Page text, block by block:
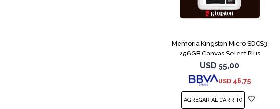
Memoria Kingston Micro SDCS3
256GB Canvas Select Plus
USD 55,00
USD 46,75